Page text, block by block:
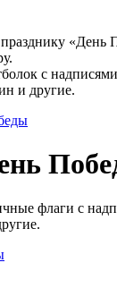
с
и другие.
флаги с